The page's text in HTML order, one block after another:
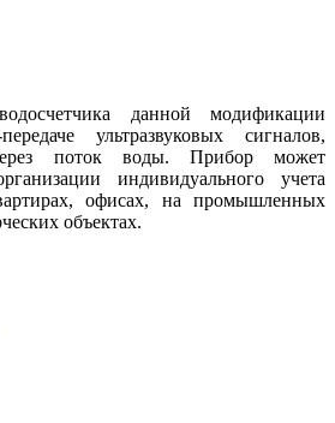
данной модификации
ультразвуковых сигналов,
поток воды. Прибор может
индивидуального учета
офисах, на промышленных
объектах.